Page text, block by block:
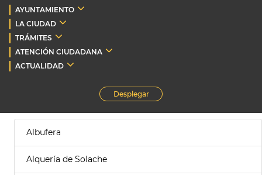
AYUNTAMIENTO
LA CIUDAD
TRÁMITES
ATENCIÓN CIUDADANA
ACTUALIDAD
Desplegar
Albufera
Alquería de Solache